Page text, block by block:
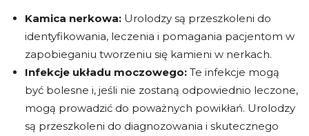
Kamica nerkowa: Urolodzy są przeszkoleni do
identyfikowania, leczenia i pomagania pacjentom w
zapobieganiu tworzeniu się kamieni w nerkach.
Infekcje układu moczowego: Te infekcje mogą
być bolesne i, jeśli nie zostaną odpowiednio leczone,
mogą prowadzić do poważnych powikłań. Urolodzy
są przeszkoleni do diagnozowania i skutecznego